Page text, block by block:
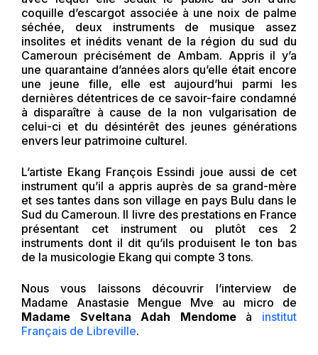
coquille d’escargot associée à une noix de palme
séchée, deux instruments de musique assez
insolites et inédits venant de la région du sud du
Cameroun précisément de Ambam. Appris il y’a
une quarantaine d’années alors qu’elle était encore
une jeune fille, elle est aujourd’hui parmi les
dernières détentrices de ce savoir-faire condamné
à disparaître à cause de la non vulgarisation de
celui-ci et du désintérêt des jeunes générations
envers leur patrimoine culturel.
L’artiste Ekang François Essindi joue aussi de cet
instrument qu’il a appris auprès de sa grand-mère
et ses tantes dans son village en pays Bulu dans le
Sud du Cameroun. Il livre des prestations en France
présentant cet instrument ou plutôt ces 2
instruments dont il dit qu’ils produisent le ton bas
de la musicologie Ekang qui compte 3 tons.
Nous vous laissons découvrir l’interview de
Madame Anastasie Mengue Mve au micro de
Madame Sveltana Adah Mendomeà institut
Français de Libreville.